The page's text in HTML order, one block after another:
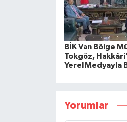
BİK Van Bölge
Tokgöz,
Yerel Medyayla
Yorumlar